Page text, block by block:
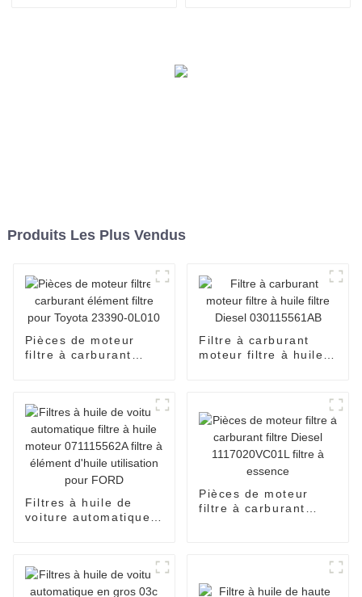
Produits Les Plus Vendus
Pièces de moteur
filtre à carburant
Filtre à carburant
moteur filtre à huile
Filtres à huile de
voiture automatique
utilisation pour FORD
Pièces de moteur
filtre à carburant